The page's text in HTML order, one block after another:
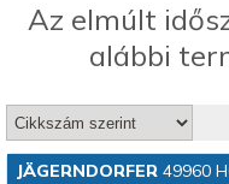
Az elmúlt
alábbi
JÄGERNDORFER49960